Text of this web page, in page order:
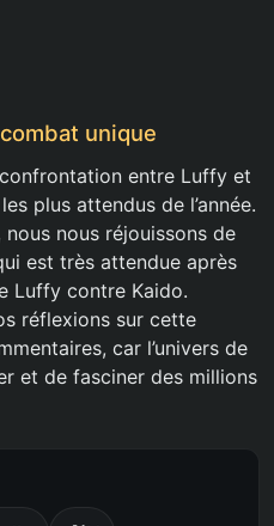
unique
entre Luffy et
plus attendus de l’année.
nous nous réjouissons de
est très attendue après
Luffy contre Kaido.
réflexions sur cette
car l’univers de
et de fasciner des millions